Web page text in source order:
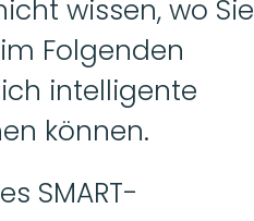
wissen, wo Sie
Folgenden
intelligente
können.
SMART-